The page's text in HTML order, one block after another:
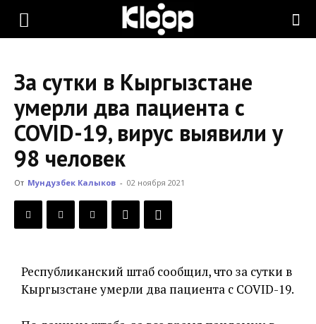
KLOOP.KG
Новости
Кыргызстана
За сутки в Кыргызстане
умерли два пациента с
COVID-19, вирус выявили у
98 человек
От Мундузбек Калыков - 02 ноября 2021
Республиканский штаб сообщил, что за сутки в
Кыргызстане умерли два пациента с COVID-19.